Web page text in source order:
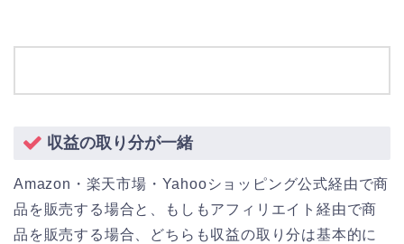
収益の取り分が一緒
Amazon・楽天市場・Yahooショッピング公式経由で商
品を販売する場合と、もしもアフィリエイト経由で商
品を販売する場合、どちらも収益の取り分は基本的に